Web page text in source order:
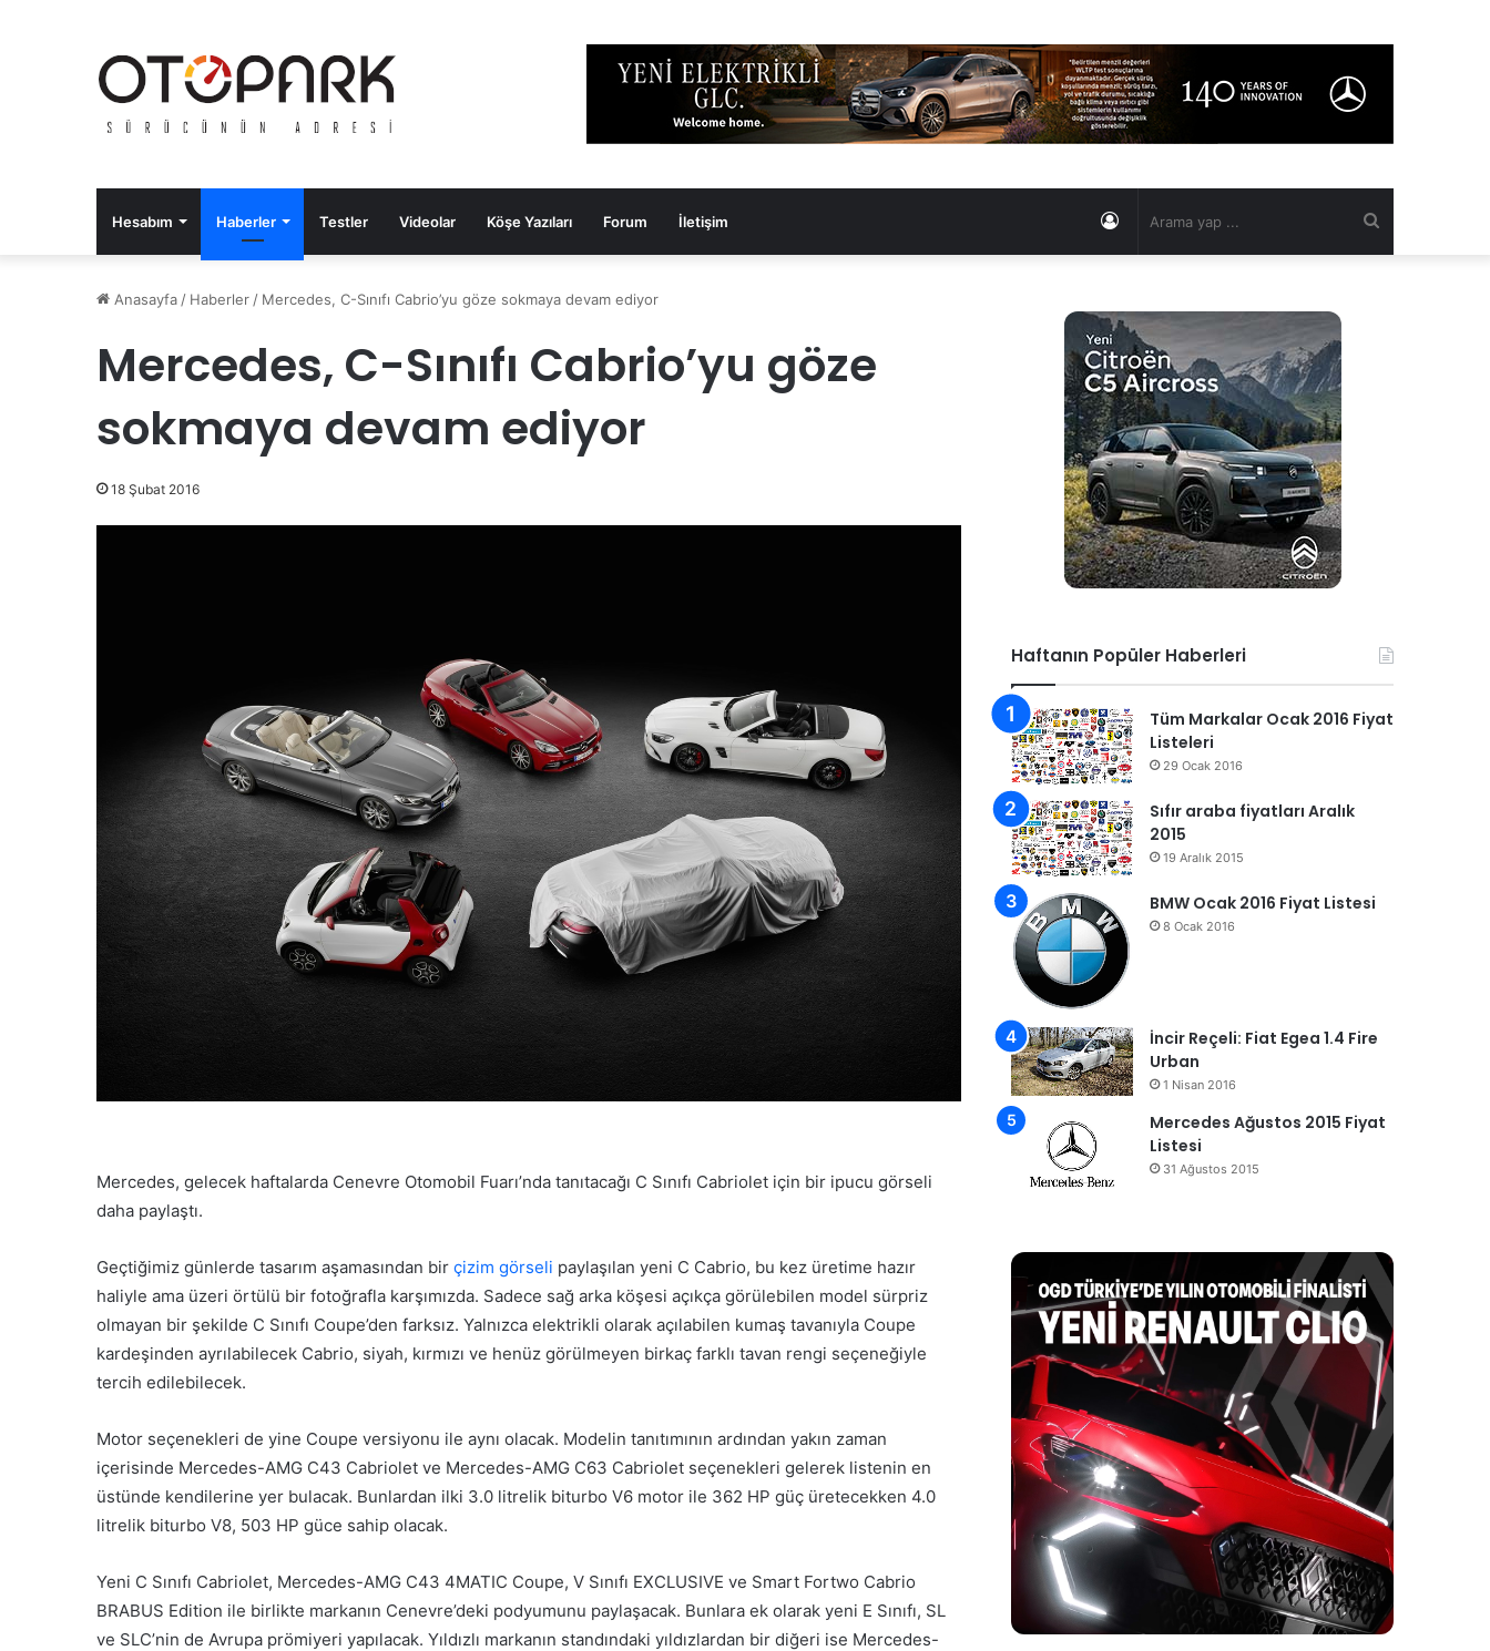
Hesabım Haberler Testler Videolar Köşe Yazıları Forum İletişim Kayıt
Anasayfa / Haberler / Mercedes, C-Sınıfı Cabrio’yu göze sokmaya devam ediyor
Mercedes, C-Sınıfı Cabrio’yu göze
sokmaya devam ediyor
18 Şubat 2016
Mercedes, gelecek haftalarda Cenevre Otomobil Fuarı’nda tanıtacağı C Sınıfı Cabriolet için bir ipucu görseli
daha paylaştı.
Geçtiğimiz günlerde tasarım aşamasından bir çizim görseli paylaşılan yeni C Cabrio, bu kez üretime hazır
haliyle ama üzeri örtülü bir fotoğrafla karşımızda. Sadece sağ arka köşesi açıkça görülebilen model sürpriz
olmayan bir şekilde C Sınıfı Coupe’den farksız. Yalnızca elektrikli olarak açılabilen kumaş tavanıyla Coupe
kardeşinden ayrılabilecek Cabrio, siyah, kırmızı ve henüz görülmeyen birkaç farklı tavan rengi seçeneğiyle
tercih edilebilecek.
Motor seçenekleri de yine Coupe versiyonu ile aynı olacak. Modelin tanıtımının ardından yakın zaman
içerisinde Mercedes-AMG C43 Cabriolet ve Mercedes-AMG C63 Cabriolet seçenekleri gelerek listenin en
üstünde kendilerine yer bulacak. Bunlardan ilki 3.0 litrelik biturbo V6 motor ile 362 HP güç üretecekken 4.0
litrelik biturbo V8, 503 HP güce sahip olacak.
Yeni C Sınıfı Cabriolet, Mercedes-AMG C43 4MATIC Coupe, V Sınıfı EXCLUSIVE ve Smart Fortwo Cabrio
BRABUS Edition ile birlikte markanın Cenevre’deki podyumunu paylaşacak. Bunlara ek olarak yeni E Sınıfı, SL
ve SLC’nin de Avrupa prömiyeri yapılacak. Yıldızlı markanın standındaki yıldızlardan bir diğeri ise Mercedes-
Haftanın Popüler Haberleri
Tüm Markalar Ocak 2016 Fiyat
Listeleri
29 Ocak 2016
Sıfır araba fiyatları Aralık
2015
19 Aralık 2015
BMW Ocak 2016 Fiyat Listesi
8 Ocak 2016
İncir Reçeli: Fiat Egea 1.4 Fire
Urban
1 Nisan 2016
Mercedes Ağustos 2015 Fiyat
Listesi
31 Ağustos 2015